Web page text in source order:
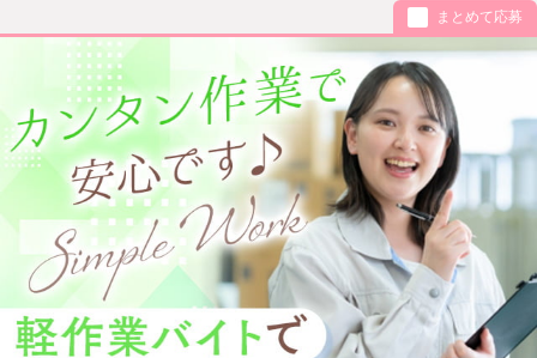
まとめて応募